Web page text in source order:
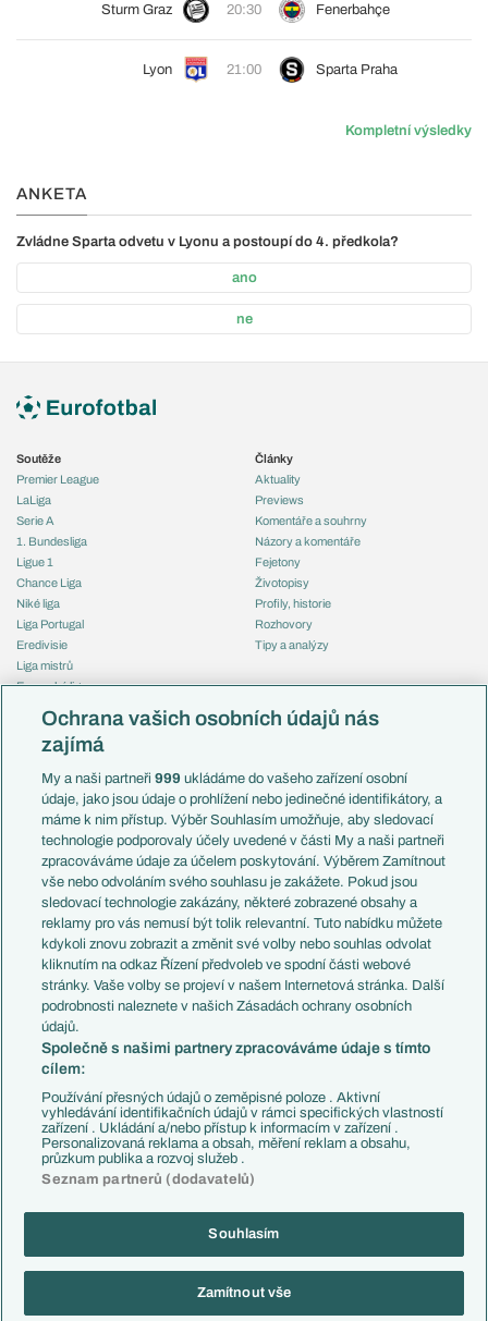
Sturm Graz 20:30 Fenerbahçe
Lyon 21:00 Sparta Praha
Kompletní výsledky
ANKETA
Zvládne Sparta odvetu v Lyonu a postoupí do 4. předkola?
ano
ne
Soutěže
Premier League
LaLiga
Serie A
1. Bundesliga
Ligue 1
Chance Liga
Niké liga
Liga Portugal
Eredivisie
Liga mistrů
Evropská liga
Mistrovství světa
Liga národů
Témata
Představení týmů MS
EuroSkauting
PL v kostce
Evropské koeficienty
Přestupy
Přestupové spekulace
Zranění
Kluby
Arsenal FC
Chelsea FC
Manchester United
AC Milán
Juventus FC
Bayern Mnichov
FC Barcelona
Real Madrid
Články
Aktuality
Previews
Komentáře a souhrny
Názory a komentáře
Fejetony
Životopisy
Profily, historie
Rozhovory
Tipy a analýzy
Česko
Francie
Itálie
Německo
Španělsko
Argentina
Brazílie
Přestupy
Zápasy
Livescore
Tipovací soutěž
Copyright © 2001-2026 EuroFotbal.cz. Využíváme zpravodajství ČTK.
Informace o zpracování osobních údajů
Ochrana vašich osobních údajů nás
zajímá
My a naši partneři999 ukládáme do vašeho zařízení osobní
údaje, jako jsou údaje o prohlížení nebo jedinečné identifikátory, a
máme k nim přístup. Výběr Souhlasím umožňuje, aby sledovací
technologie podporovaly účely uvedené v části My a naši partneři
zpracováváme údaje za účelem poskytování. Výběrem Zamítnout
vše nebo odvoláním svého souhlasu je zakážete. Pokud jsou
sledovací technologie zakázány, některé zobrazené obsahy a
reklamy pro vás nemusí být tolik relevantní. Tuto nabídku můžete
kdykoli znovu zobrazit a změnit své volby nebo souhlas odvolat
kliknutím na odkaz Řízení předvoleb ve spodní části webové
stránky. Vaše volby se projeví v našem Internetová stránka. Další
podrobnosti naleznete v našich Zásadách ochrany osobních
údajů.
Společně s našimi partnery zpracováváme údaje s tímto
cílem:
Používání přesných údajů o zeměpisné poloze . Aktivní
vyhledávání identifikačních údajů v rámci specifických vlastností
zařízení . Ukládání a/nebo přístup k informacím v zařízení .
Personalizovaná reklama a obsah, měření reklam a obsahu,
průzkum publika a rozvoj služeb .
Seznam partnerů (dodavatelů)
Souhlasím
Zamítnout vše